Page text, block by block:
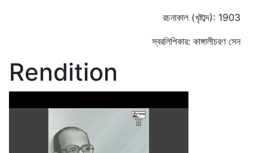
রচনাকাল (খৃষ্টাব্দ): 1903
স্বরলিপিকার: কাঙ্গালীচরণ সেন
Rendition